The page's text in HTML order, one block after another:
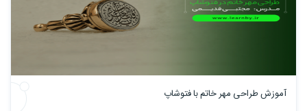
آموزش طراحی مهر خاتم با فتوشاپ